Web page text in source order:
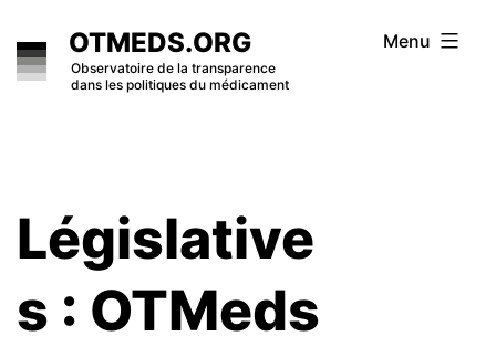
to
content
OTMEDS.ORG
Observatoire de la transparence
dans les politiques du médicament
Menu
Législative
s : OTMeds